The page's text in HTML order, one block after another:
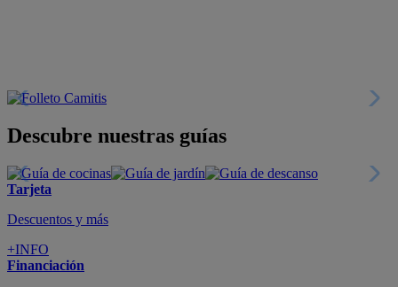
Descubre nuestras guías
Tarjeta
Descuentos y más
+INFO
Financiación